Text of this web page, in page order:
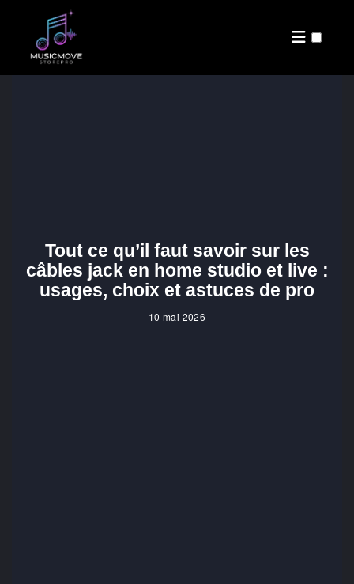
Tout ce qu’il faut savoir sur les
câbles jack en home studio et live :
usages, choix et astuces de pro
10 mai 2026